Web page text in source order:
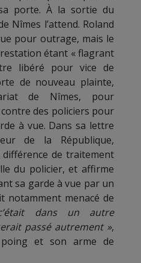
porte. À la sortie du
Nîmes l’attend. Roland
pour outrage, mais le
étant « flagrant
libéré pour vice de
de nouveau plainte,
de Nîmes, pour
des policiers pour
à vue. Dans sa lettre
de la République,
différence de traitement
du policier, et affirme
sa garde à vue par un
notamment menacé de
dans un autre
passé autrement »,
et son arme de